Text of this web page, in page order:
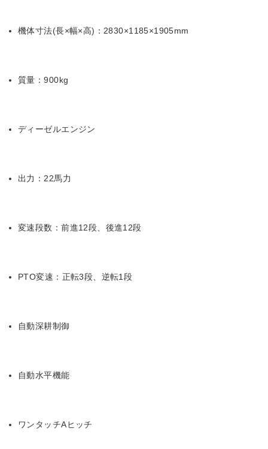
機体寸法(長×幅×高)：2830×1185×1905mm
質量：900kg
ディーゼルエンジン
出力：22馬力
変速段数：前進12段、後進12段
PTO変速：正転3段、逆転1段
自動深耕制御
自動水平機能
ワンタッチAヒッチ